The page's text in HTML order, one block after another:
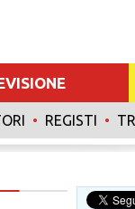
• REGISTI •